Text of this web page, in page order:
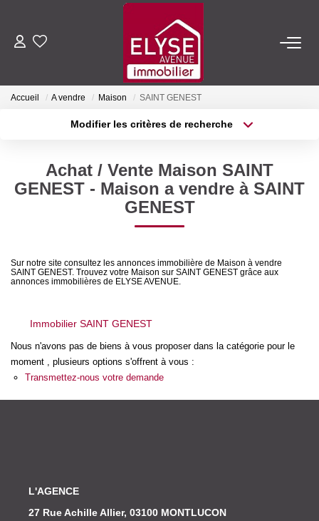
ACHETER
FAIRE GÉRER
Qui Sommes-Nous
Nos Actualités
CONTACT
Accueil A vendre Maison SAINT GENEST
Modifier les critères de recherche
Sélectionnez...
Type de bien
Achat / Vente Maison SAINT
GENEST - Maison a vendre à SAINT
GENEST
Sur notre site consultez les annonces immobilière de Maison à vendre
SAINT GENEST. Trouvez votre Maison sur SAINT GENEST grâce aux
annonces immobilières de ELYSE AVENUE.
Immobilier SAINT GENEST
Nous n'avons pas de biens à vous proposer dans la catégorie pour le
moment , plusieurs options s'offrent à vous :
Transmettez-nous votre demande
L'AGENCE
27 Rue Achille Allier, 03100 MONTLUCON